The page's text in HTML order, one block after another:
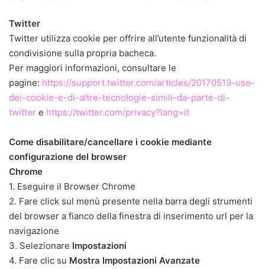
Twitter
Twitter utilizza cookie per offrire all’utente funzionalità di
condivisione sulla propria bacheca.
Per maggiori informazioni, consultare le
pagine: https://support.twitter.com/articles/20170519-uso-
dei-cookie-e-di-altre-tecnologie-simili-da-parte-di-
twitter e https://twitter.com/privacy?lang=it
Come disabilitare/cancellare i cookie mediante
configurazione del browser
Chrome
1. Eseguire il Browser Chrome
2. Fare click sul menù presente nella barra degli strumenti
del browser a fianco della finestra di inserimento url per la
navigazione
3. Selezionare Impostazioni
4. Fare clic su Mostra Impostazioni Avanzate